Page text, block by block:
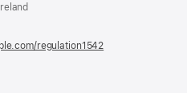
regulation1542